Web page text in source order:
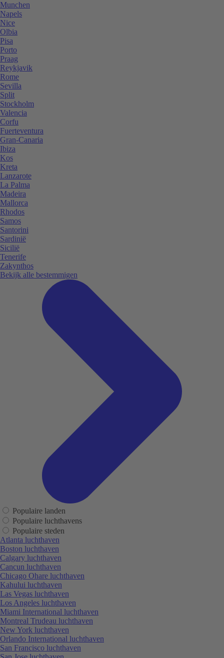
Munchen
Napels
Nice
Olbia
Pisa
Porto
Praag
Reykjavik
Rome
Sevilla
Split
Stockholm
Valencia
Corfu
Fuerteventura
Gran-Canaria
Ibiza
Kos
Kreta
Lanzarote
La Palma
Madeira
Mallorca
Rhodos
Samos
Santorini
Sardinië
Sicilië
Tenerife
Zakynthos
Bekijk alle bestemmigen
Populaire landen
Populaire luchthavens
Populaire steden
Atlanta luchthaven
Boston luchthaven
Calgary luchthaven
Cancun luchthaven
Chicago Ohare luchthaven
Kahului luchthaven
Las Vegas luchthaven
Los Angeles luchthaven
Miami International luchthaven
Montreal Trudeau luchthaven
New York luchthaven
Orlando International luchthaven
San Francisco luchthaven